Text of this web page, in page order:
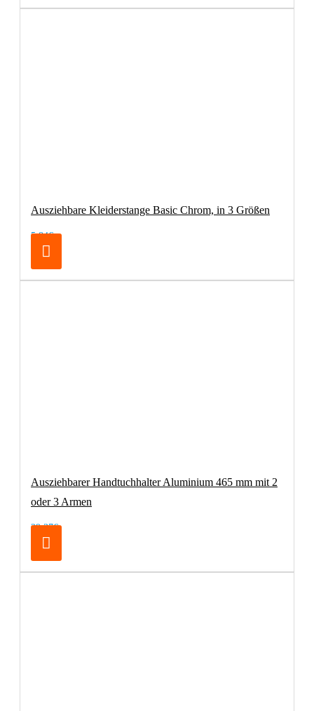
Ausziehbare Kleiderstange Basic Chrom, in 3 Größen
5,84€
Ausziehbarer Handtuchhalter Aluminium 465 mm mit 2
oder 3 Armen
29,37€